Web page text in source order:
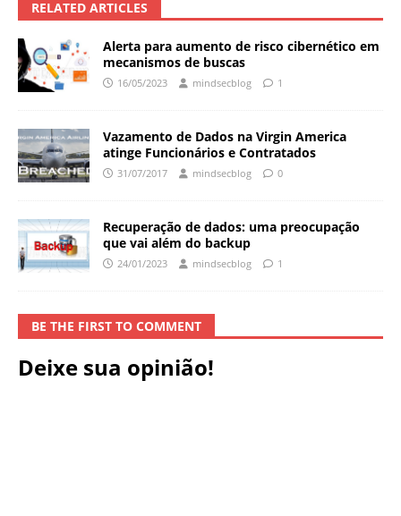
RELATED ARTICLES
Alerta para aumento de risco cibernético em
mecanismos de buscas
16/05/2023 mindsecblog 1
Vazamento de Dados na Virgin America
atinge Funcionários e Contratados
31/07/2017 mindsecblog 0
Recuperação de dados: uma preocupação
que vai além do backup
24/01/2023 mindsecblog 1
BE THE FIRST TO COMMENT
Deixe sua opinião!